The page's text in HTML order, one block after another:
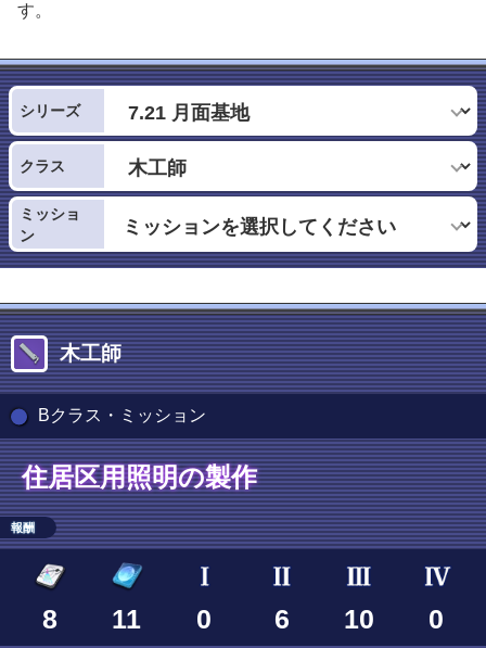
す。
シリーズ
クラス
ミッショ
ン
木工師
Bクラス・ミッション
住居区用照明の製作
報酬
8 11 0 6 10 0